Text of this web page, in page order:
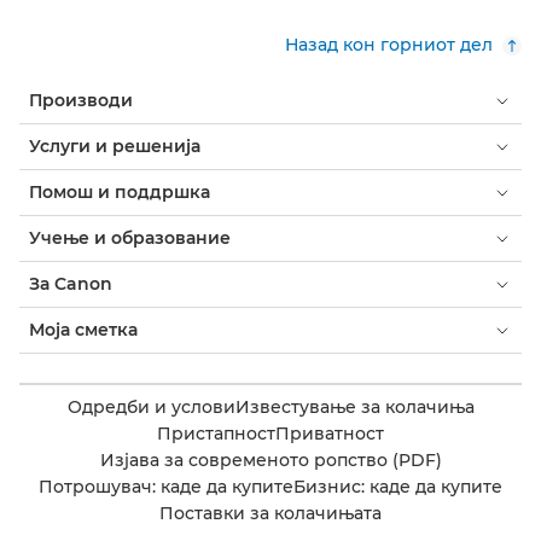
Назад кон горниот дел
Производи
Услуги и решенија
Помош и поддршка
Учење и образование
За Canon
Моја сметка
Одредби и условиИзвестување за колачиња
ПристапностПриватност
Изјава за современото ропство (PDF)
Потрошувач: каде да купитеБизнис: каде да купите
Поставки за колачињата